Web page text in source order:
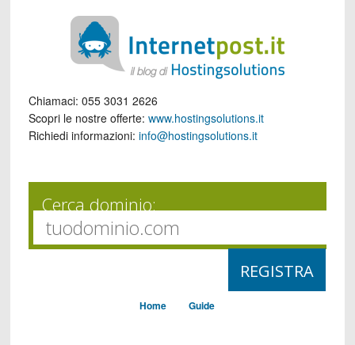
Chiamaci: 055 3031 2626
Scopri le nostre offerte: www.hostingsolutions.it
Richiedi informazioni: info@hostingsolutions.it
Cerca dominio:
Home Guide